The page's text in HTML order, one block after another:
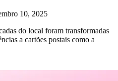
10, 2025
do local foram transformadas
a cartões postais como a